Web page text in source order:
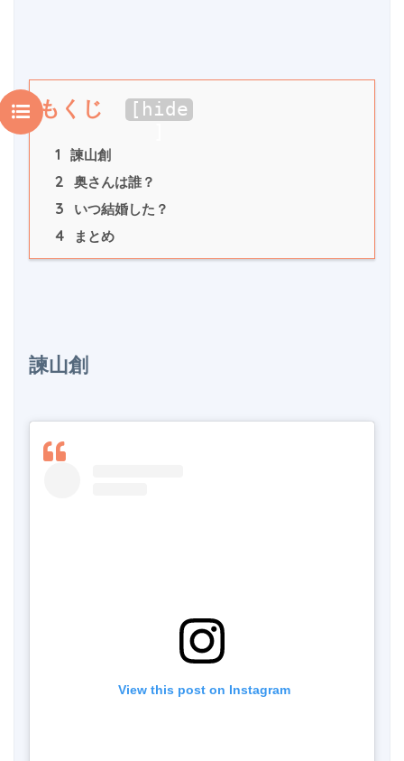
もくじ [ hide
1 諫山創
2 奥さんは誰？
3 いつ結婚した？
4 まとめ
諫山創
View this post on Instagram